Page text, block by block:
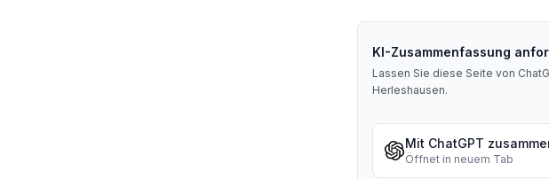
KI-Zusammenfassung
Lassen Sie diese Seite von
Herleshausen.
Mit ChatGPT
Öffnet in neuem Tab